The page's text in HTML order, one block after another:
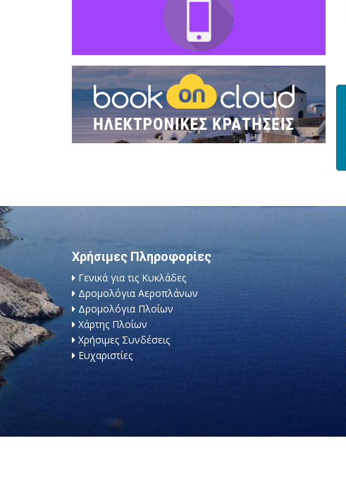
Χρήσιμες Πληροφορίες
Γενικά για τις Κυκλάδες
Δρομολόγια Αεροπλάνων
Δρομολόγια Πλοίων
Χάρτης Πλοίων
Χρήσιμες Συνδέσεις
Ευχαριστίες